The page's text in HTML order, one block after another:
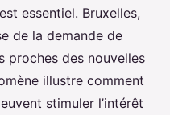
essentiel. Bruxelles,
de la demande de
proches des nouvelles
illustre comment
stimuler l’intérêt